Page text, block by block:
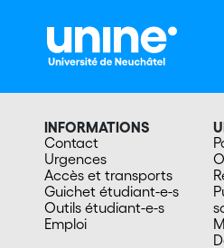
INFORMATIONS
Contact
Urgences
Accès et transports
Guichet étudiant-e-s
Outils étudiant-e-s
Emploi